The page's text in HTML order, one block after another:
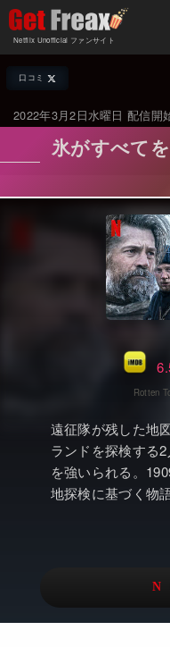
Netflix Unofficial ファンサイト
配
海
ト
口コミ
2022年3月2日水曜日 配信開
氷がすべて
遠征隊が残した地
ランドを探検する
を強いられる。
地探検に基づく物語